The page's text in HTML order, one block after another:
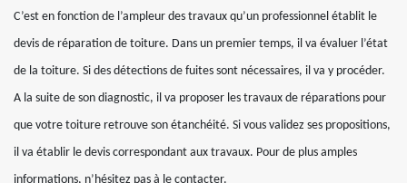
C’est en fonction de l’ampleur des travaux qu’un professionnel établit le
devis de réparation de toiture. Dans un premier temps, il va évaluer l’état
de la toiture. Si des détections de fuites sont nécessaires, il va y procéder.
A la suite de son diagnostic, il va proposer les travaux de réparations pour
que votre toiture retrouve son étanchéité. Si vous validez ses propositions,
il va établir le devis correspondant aux travaux. Pour de plus amples
informations, n’hésitez pas à le contacter.